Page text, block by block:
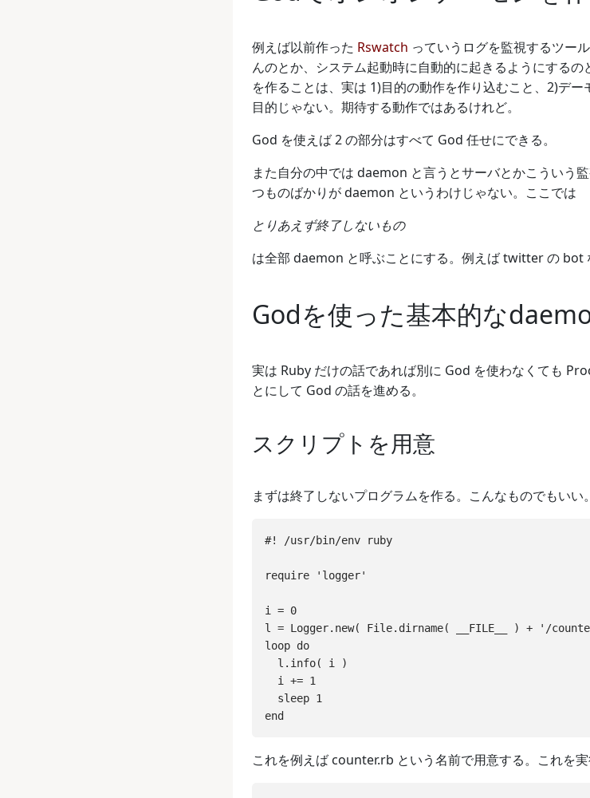
例えば以前作った Rswatch っていうログを監視するツー
んのとか、システム起動時に自動的に起きるようにする
を作ることは、実は 1)目的の動作を作り込むこと、2)デ
目的じゃない。期待する動作ではあるけれど。
God を使えば 2 の部分はすべて God 任せにできる。
また自分の中では daemon と言うとサーバとかこういう
つものばかりが daemon というわけじゃない。ここでは
とりあえず終了しないもの
は全部 daemon と呼ぶことにする。例えば twitter の bot
Godを使った基本的な
実は Ruby だけの話であれば別に God を使わなくても
とにして God の話を進める。
スクリプトを用意
まずは終了しないプログラムを作る。こんなものでもいい。
#! /usr/bin/env ruby
require 'logger'
i = 0
l = Logger.new( File.dirname( __FILE__ ) + '/
loop do
  l.info( i )
  i += 1
  sleep 1
これを例えば counter.rb という名前で用意する。これを